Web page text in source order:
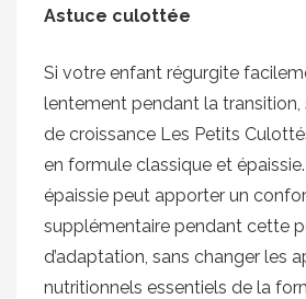
Astuce culottée
Si votre enfant régurgite
lentement pendant la transition,
de croissance Les Petits
en formule classique et
épaissie peut apporter un
supplémentaire pendant cette
d’adaptation, sans changer les
nutritionnels essentiels de la